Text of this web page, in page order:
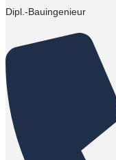
Dipl.-Bauingenieur